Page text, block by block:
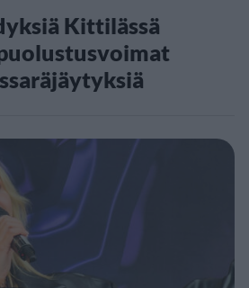
Kittilässä